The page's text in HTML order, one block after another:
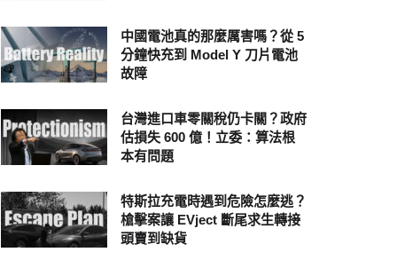
中國電池真的那麼厲害嗎？從 5
分鐘快充到 Model Y 刀片電池
故障
台灣進口車零關稅仍卡關？政府
估損失 600 億！立委：算法根
本有問題
特斯拉充電時遇到危險怎麼逃？
槍擊案讓 EVject 斷尾求生轉接
頭賣到缺貨